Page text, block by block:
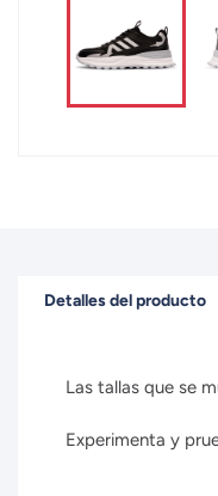
Detalles del producto
Las tallas que se
Experimenta y